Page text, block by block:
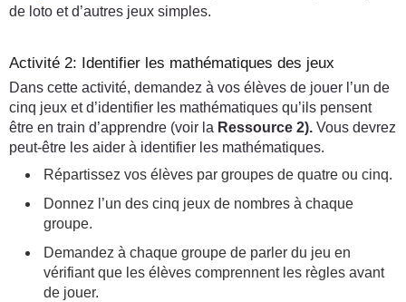
de loto et d’autres jeux simples.
Activité 2: Identifier les mathématiques des jeux
Dans cette activité, demandez à vos élèves de jouer l’un de
cinq jeux et d’identifier les mathématiques qu’ils pensent
être en train d’apprendre (voir la Ressource 2). Vous devrez
peut-être les aider à identifier les mathématiques.
Répartissez vos élèves par groupes de quatre ou cinq.
Donnez l’un des cinq jeux de nombres à chaque
groupe.
Demandez à chaque groupe de parler du jeu en
vérifiant que les élèves comprennent les règles avant
de jouer.